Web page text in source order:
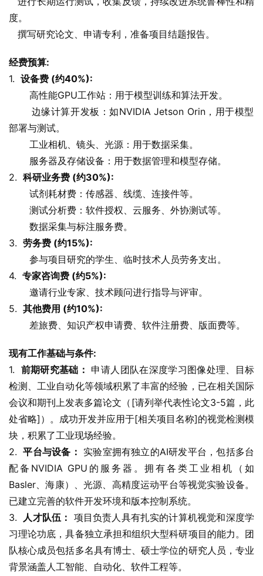
度。
   撰写研究论文、申请专利，准备项目结题报告。
经费预算:
1. 设备费 (约40%):
       高性能GPU工作站：用于模型训练和算法开发。
部署与测试。
       工业相机、镜头、光源：用于数据采集。
       服务器及存储设备：用于数据管理和模型存储。
2. 科研业务费 (约30%):
       试剂耗材费：传感器、线缆、连接件等。
       测试分析费：软件授权、云服务、外协测试等。
       数据采集与标注服务费。
3. 劳务费 (约15%):
       参与项目研究的学生、临时技术人员劳务支出。
4. 专家咨询费 (约5%):
       邀请行业专家、技术顾问进行指导与评审。
5. 其他费用 (约10%):
       差旅费、知识产权申请费、软件注册费、版面费等。
现有工作基础与条件:
1. 前期研究基础： 申请人团队在深度学习图像处理、目标
检测、工业自动化等领域积累了丰富的经验，已在相关国际
会议和期刊上发表多篇论文（[请列举代表性论文3-5篇，此
处省略]）。成功开发并应用于[相关项目名称]的视觉检测模
块，积累了工业现场经验。
2. 平台与设备： 实验室拥有独立的AI研发平台，包括多台
配备NVIDIA GPU的服务器。拥有各类工业相机（如
Basler、海康）、光源、高精度运动平台等视觉实验设备。
已建立完善的软件开发环境和版本控制系统。
3. 人才队伍： 项目负责人具有扎实的计算机视觉和深度学
习理论功底，具备独立承担和组织大型科研项目的能力。团
队核心成员包括多名具有博士、硕士学位的研究人员，专业
背景涵盖人工智能、自动化、软件工程等。